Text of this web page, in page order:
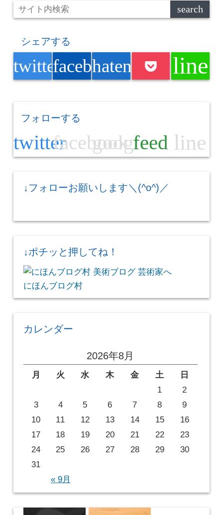
シェアする
twitterfacebookhatenabookmark
line
フォローする
twitterfacebook
googlefeed line
↓フォローお願いします＼(^o^)／
↓ポチッと押してね！
にほんブログ村
カレンダー
2026年8月
月 火 水 木 金 土 日
« 9月
1
2
3
4 5 6 7 8
9
10
11 12 13 14 15
16
17
18 19 20 21 22
23
24
25 26 27 28 29
30
31